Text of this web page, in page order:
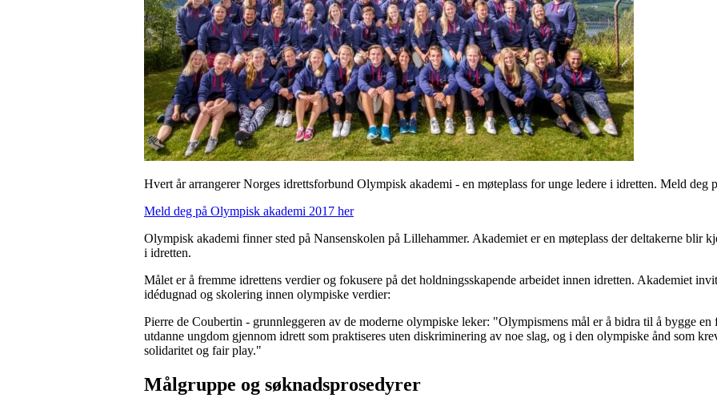
Hvert år arrangerer Norges idrettsforbund Olympisk akademi - en møteplass for unge ledere i idretten. Meld deg
Meld deg på Olympisk akademi 2017 her
Olympisk akademi finner sted på Nansenskolen på Lillehammer. Akademiet er en møteplass der deltakerne blir
i idretten.
Målet er å fremme idrettens verdier og fokusere på det holdningsskapende arbeidet innen idretten. Akademiet
idédugnad og skolering innen olympiske verdier:
Pierre de Coubertin - grunnleggeren av de moderne olympiske leker: "Olympismens mål er å bidra til å bygge en
utdanne ungdom gjennom idrett som praktiseres uten diskriminering av noe slag, og i den olympiske ånd som
solidaritet og fair play."
Målgruppe og søknadsprosedyrer